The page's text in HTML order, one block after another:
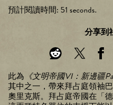
預計閱讀時間 51 seconds
分享到
此為 《文明帝國VI：新邊疆
其中之一，帶來拜占庭領袖
奧里克斯。拜占庭帝國在「